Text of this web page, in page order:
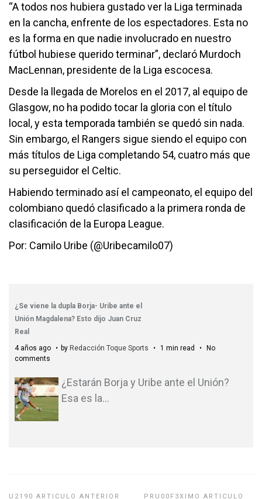
“A todos nos hubiera gustado ver la Liga terminada
en la cancha, enfrente de los espectadores. Esta no
es la forma en que nadie involucrado en nuestro
fútbol hubiese querido terminar”, declaró Murdoch
MacLennan, presidente de la Liga escocesa.
Desde la llegada de Morelos en el 2017, al equipo de
Glasgow, no ha podido tocar la gloria con el título
local, y esta temporada también se quedó sin nada.
Sin embargo, el Rangers sigue siendo el equipo con
más títulos de Liga completando 54, cuatro más que
su perseguidor el Celtic.
Habiendo terminado así el campeonato, el equipo del
colombiano quedó clasificado a la primera ronda de
clasificación de la Europa League.
Por: Camilo Uribe (@Uribecamilo07)
¿Se viene la dupla Borja- Uribe ante el
Unión Magdalena? Esto dijo Juan Cruz
Real
4 años ago
by Redacción Toque Sports 1 min read
No
comments
¿Estarán Borja y Uribe ante el Unión?
Esa es la…